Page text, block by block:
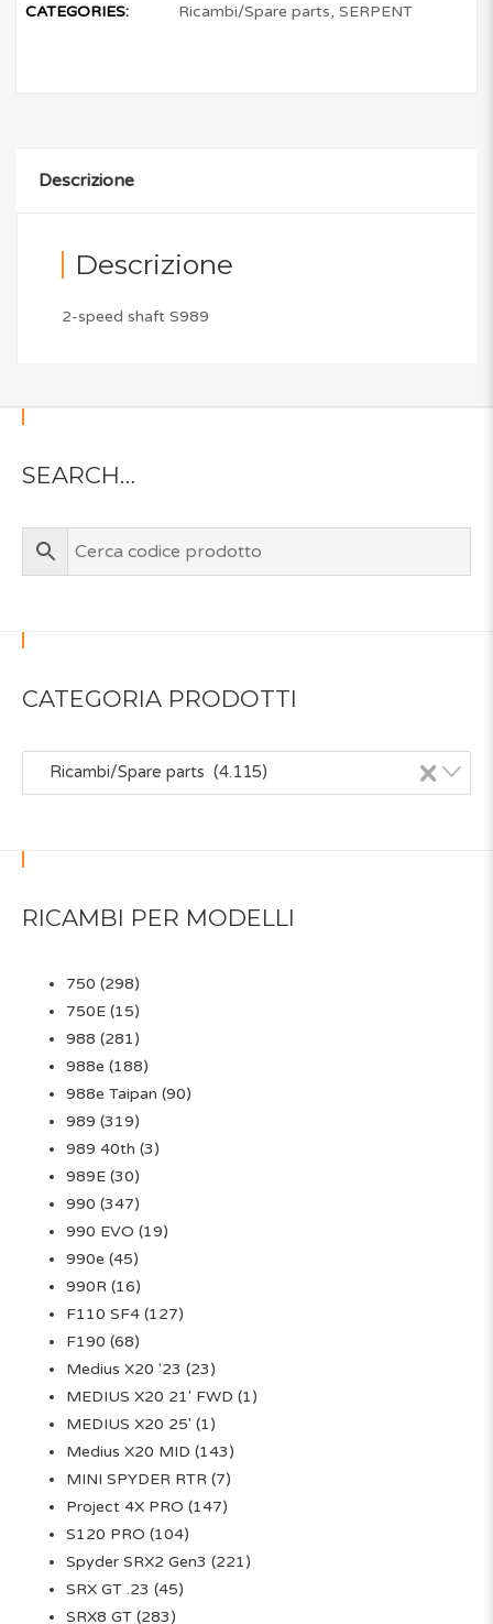
CATEGORIES: Ricambi/Spare parts,SERPENT
Descrizione
Descrizione
2-speed shaft S989
SEARCH…
CATEGORIA PRODOTTI
×
Ricambi/Spare parts (4.115)
RICAMBI PER MODELLI
750 (298)
750E (15)
988 (281)
988e (188)
988e Taipan (90)
989 (319)
989 40th (3)
989E (30)
990 (347)
990 EVO (19)
990e (45)
990R (16)
F110 SF4 (127)
F190 (68)
Medius X20 '23 (23)
MEDIUS X20 21' FWD (1)
MEDIUS X20 25' (1)
Medius X20 MID (143)
MINI SPYDER RTR (7)
Project 4X PRO (147)
S120 PRO (104)
Spyder SRX2 Gen3 (221)
SRX GT .23 (45)
SRX8 GT (283)